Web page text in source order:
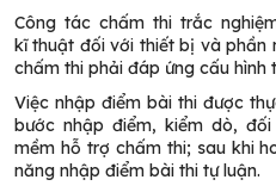
Công tác chấm thi trắc
kĩ thuật đối với thiết bị và
chấm thi phải đáp ứng cấu hình
Việc nhập điểm bài thi được
bước nhập điểm, kiểm dò,
mềm hỗ trợ chấm thi; sau khi
năng nhập điểm bài thi tự luận.